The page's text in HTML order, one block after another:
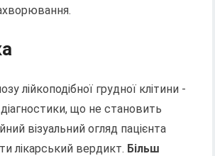
лійкоподібної грудної клітини -
що не становить
візуальний огляд пацієнта
лікарський вердикт. Більш